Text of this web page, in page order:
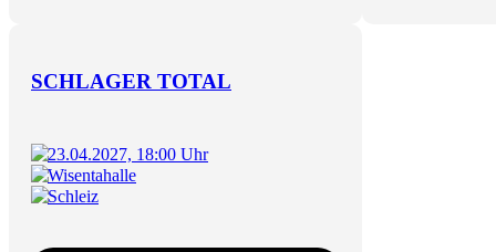
SCHLAGER TOTAL
23.04.2027, 18:00 Uhr
Wisentahalle
Schleiz